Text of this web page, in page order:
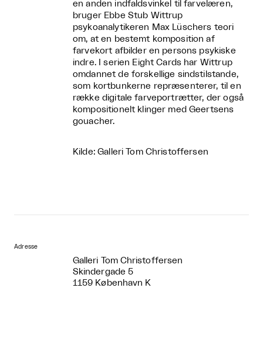
en anden indfaldsvinkel til farvelæren,
bruger Ebbe Stub Wittrup
psykoanalytikeren Max Lüschers teori
om, at en bestemt komposition af
farvekort afbilder en persons psykiske
indre. I serien Eight Cards har Wittrup
omdannet de forskellige sindstilstande,
som kortbunkerne repræsenterer, til en
række digitale farveportrætter, der også
kompositionelt klinger med Geertsens
gouacher.
Kilde: Galleri Tom Christoffersen
Adresse
Galleri Tom Christoffersen
Skindergade 5
1159 København K